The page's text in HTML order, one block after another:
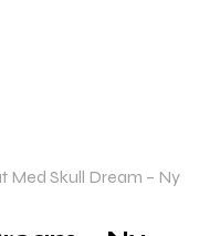
Med Skull Dream – Ny